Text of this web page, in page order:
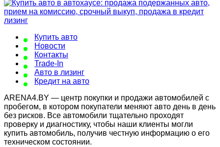
Купить авто
Новости
Контакты
Trade-In
Авто в лизинг
Кредит на авто
ARENA4.BY — центр покупки и продажи автомобилей с
пробегом, в котором покупатели меняют авто день в день
без рисков. Все автомобили тщательно проходят
проверку и диагностику, чтобы наши клиенты могли
купить автомобиль, получив честную информацию о его
техническом состоянии.